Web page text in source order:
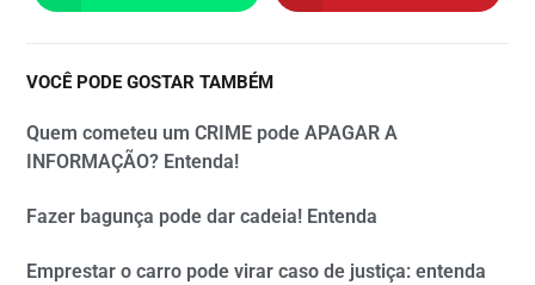
VOCÊ PODE GOSTAR TAMBÉM
Quem cometeu um CRIME pode APAGAR A
INFORMAÇÃO? Entenda!
Fazer bagunça pode dar cadeia! Entenda
Emprestar o carro pode virar caso de justiça: entenda